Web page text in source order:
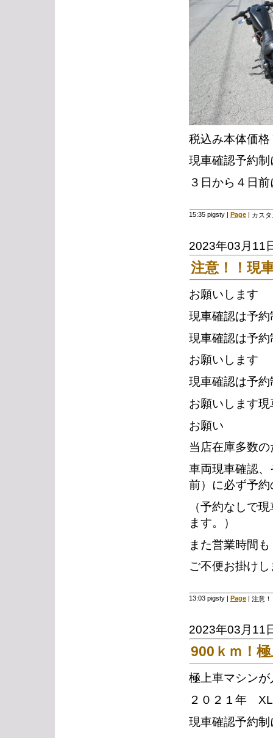
税込み本体価
現車確認予約
３日から４日
15:35 pigsty | Page | カス
2023年03月11
注意！！現
お願いします
現車確認は予
現車確認は予
お願いします
現車確認は予
お願いします
お願い
当店在庫多数
車両現車確認
前）に必ず予
（予約なしで
ます。）
また営業時間
ご不便お掛け
13:03 pigsty Page 注意
2023年03月11
900ｋｍ！
極上車マシン
２０２１年
現車確認予約